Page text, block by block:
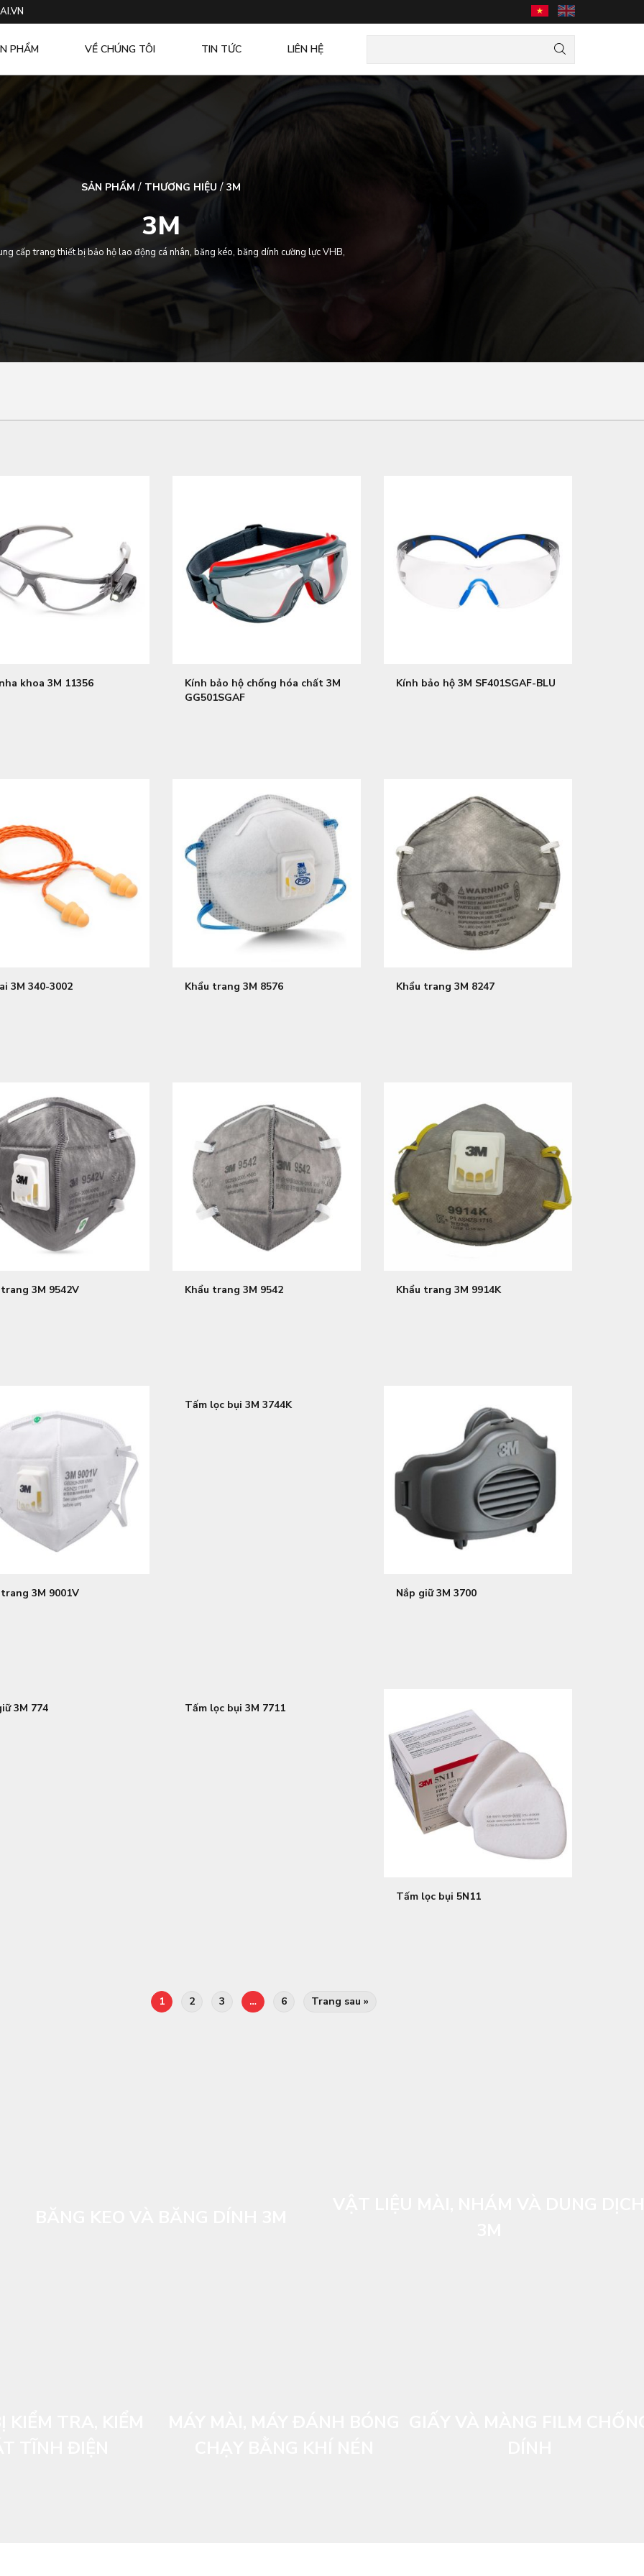
PHẨM VỀ CHÚNG TÔI TIN TỨC LIÊN HỆ
SẢN PHẨM / THƯƠNG HIỆU / 3M
3M
cấp trang thiết bị bảo hộ lao động cá nhân, băng kéo, băng dính cường lực VHB,
khoa 3M 11356
Kính bảo hộ chống hóa chất 3M
GG501SGAF
Kính bảo hộ 3M SF401SGAF-BLU
3M 340-3002 Khẩu trang 3M 8576 Khẩu trang 3M 8247
3M 9542V Khẩu trang 3M 9542 Khẩu trang 3M 9914K
3M 9001V
Tấm lọc bụi 3M 3744K
Nắp giữ 3M 3700
3M 774 Tấm lọc bụi 3M 7711
Tấm lọc bụi 5N11
1 2 3 … 6 Trang sau »